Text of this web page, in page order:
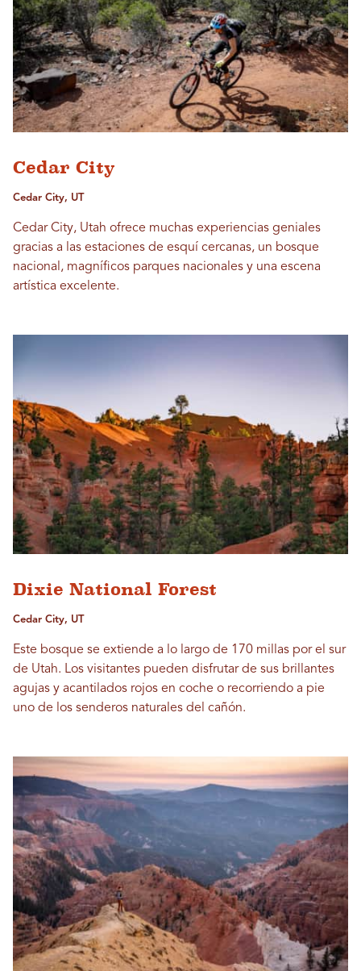
Cedar City
Cedar City, UT
Cedar City, Utah ofrece muchas experiencias geniales
gracias a las estaciones de esquí cercanas, un bosque
nacional, magníficos parques nacionales y una escena
artística excelente.
Dixie National Forest
Cedar City, UT
Este bosque se extiende a lo largo de 170 millas por el sur
de Utah. Los visitantes pueden disfrutar de sus brillantes
agujas y acantilados rojos en coche o recorriendo a pie
uno de los senderos naturales del cañón.